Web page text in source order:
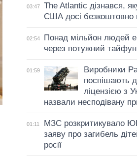
03:47
The Atlantic дізнався,
США досі безкоштовно
02:54
Понад мільйон людей
через потужний
01:59
Виробники
поспішають
ліцензією з
назвали несподівану
01:11
МЗС розкритикувало
заяву про загибель
росії